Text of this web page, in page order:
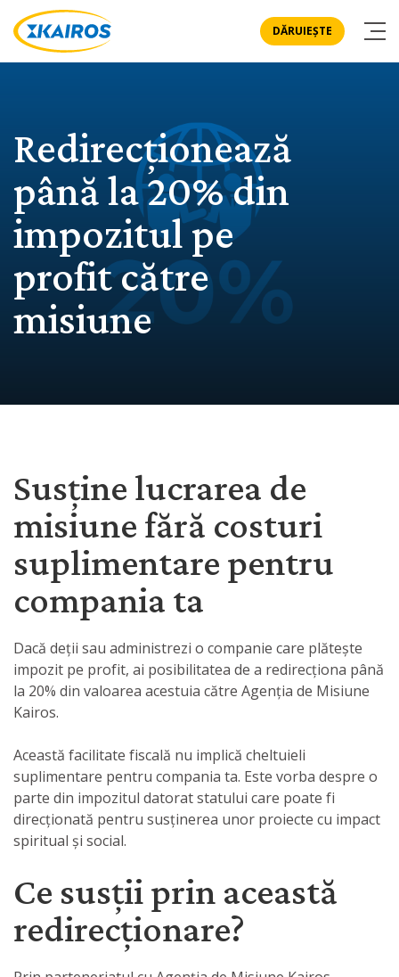
DĂRUIEȘTE
Redirecționează
până la 20% din
impozitul pe
profit către
misiune
Susține lucrarea de
misiune fără costuri
suplimentare pentru
compania ta
Dacă deții sau administrezi o companie care plătește
impozit pe profit, ai posibilitatea de a redirecționa până
la 20% din valoarea acestuia către Agenția de Misiune
Kairos.
Această facilitate fiscală nu implică cheltuieli
suplimentare pentru compania ta. Este vorba despre o
parte din impozitul datorat statului care poate fi
direcționată pentru susținerea unor proiecte cu impact
spiritual și social.
Ce susții prin această
redirecționare?